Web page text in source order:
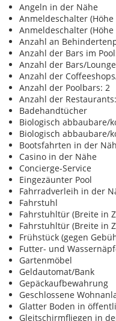
Angeln in der Nähe
Anmeldeschalter
Anmeldeschalter (Höhe
Anzahl an
Anzahl der Bars im
Anzahl der Bars/
Anzahl der
Anzahl der Poolbars: 2
Anzahl der
Badehandtücher
Biologisch abbaubare/
Biologisch abbaubare/
Bootsfahrten in der
Casino in der Nähe
Concierge-Service
Eingezäunter Pool
Fahrradverleih in der
Fahrstuhl
Fahrstuhltür (Breite in
Fahrstuhltür (Breite in
Frühstück (gegen
Futter- und
Gartenmöbel
Geldautomat/Bank
Gepäckaufbewahrung
Geschlossene
Glatter Boden in
Gleitschirmfliegen in